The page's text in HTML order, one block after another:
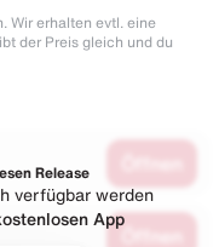
Wir erhalten evtl. eine
der Preis gleich und du
Release
verfügbar werden
App